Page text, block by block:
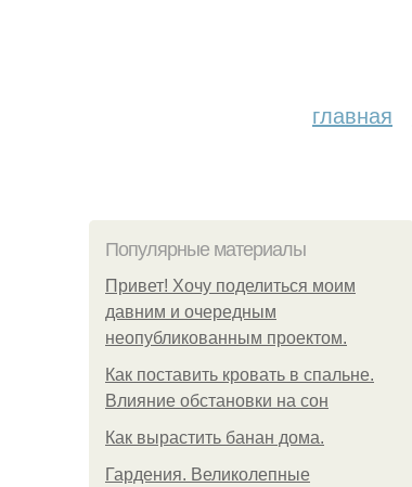
главная
Популярные материалы
Привет! Хочу поделиться моим
давним и очередным
неопубликованным проектом.
Как поставить кровать в спальне.
Влияние обстановки на сон
Как вырастить банан дома.
Гардения. Великолепные